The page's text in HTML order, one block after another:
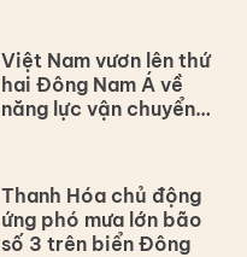
Việt Nam vươn lên thứ
hai Đông Nam Á về
năng lực vận chuyển
Thanh Hóa chủ động
ứng phó mưa lớn bão
số 3 trên biển Đông